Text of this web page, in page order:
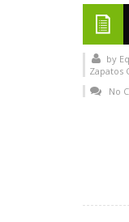
by
Zapatos
No